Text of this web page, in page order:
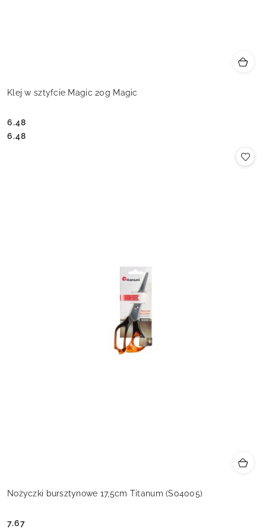
Klej w sztyfcie Magic 20g Magic
Cena:
6.48
Cena:
6.48
Nożyczki bursztynowe 17,5cm Titanum (S04005)
7.67